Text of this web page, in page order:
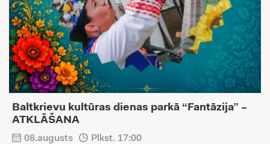
Baltkrievu kultūras dienas parkā “Fantāzija” –
ATKLĀŠANA
08.augusts Plkst. 17:00